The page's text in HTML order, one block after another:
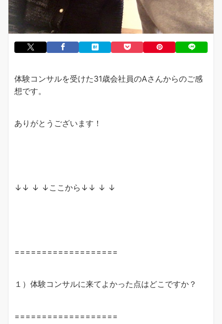
体験コンサルを受けた31歳会社員のAさんからのご感
想です。
ありがとうございます！
↓↓ ↓ ↓ここから↓↓ ↓ ↓
===================
１）体験コンサルに来てよかった点はどこですか？
===================